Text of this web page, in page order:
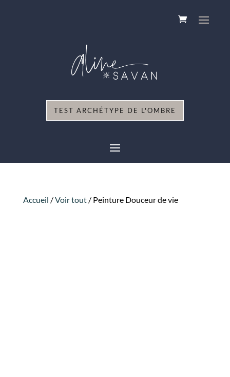
TEST ARCHÉTYPE DE L'OMBRE
Accueil /Voir tout/ Peinture Douceur de vie